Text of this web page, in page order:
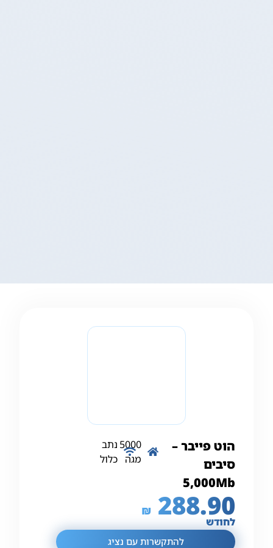
הוט פייבר –
סיבים
5,000Mb
5000
מגה
נתב
כלול
288.90
₪
לחודש
להתקשרות עם נציג